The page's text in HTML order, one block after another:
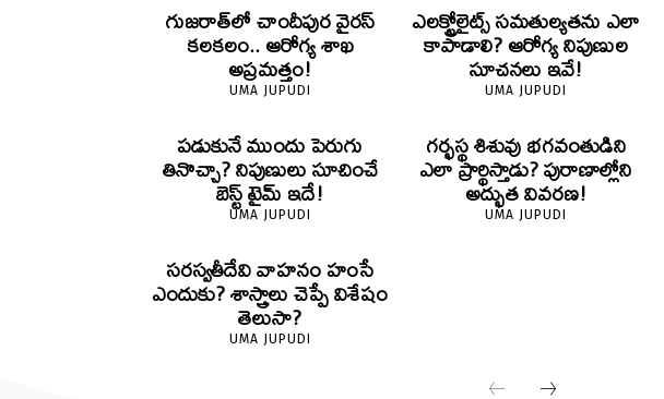
గుజరాత్‌లో చాందీపుర వైరస్
కలకలం.. ఆరోగ్య శాఖ
అప్రమత్తం!
UMA JUPUDI
ఎలక్ట్రోలైట్స్ సమతుల్యతను ఎలా
కాపాడాలి? ఆరోగ్య నిపుణుల
సూచనలు ఇవే!
UMA JUPUDI
పడుకునే ముందు పెరుగు
తినొచ్చా? నిపుణులు సూచించే
బెస్ట్ టైమ్ ఇదే!
UMA JUPUDI
గర్భస్థ శిశువు భగవంతుడిని
ఎలా ప్రార్థిస్తాడు? పురాణాల్లోని
అద్భుత వివరణ!
UMA JUPUDI
సరస్వతీదేవి వాహనం హంసే
ఎందుకు? శాస్త్రాలు చెప్పే విశేషం
తెలుసా?
UMA JUPUDI